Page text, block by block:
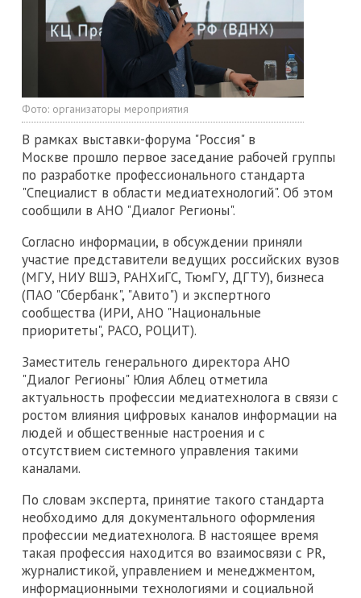
Фото: организаторы мероприятия
В рамках выставки-форума "Россия" в
Москве прошло первое заседание рабочей группы
по разработке профессионального стандарта
"Специалист в области медиатехнологий". Об этом
сообщили в АНО "Диалог Регионы".
Согласно информации, в обсуждении приняли
участие представители ведущих российских вузов
(МГУ, НИУ ВШЭ, РАНХиГС, ТюмГУ, ДГТУ), бизнеса
(ПАО "Сбербанк", "Авито") и экспертного
сообщества (ИРИ, АНО "Национальные
приоритеты", РАСО, РОЦИТ).
Заместитель генерального директора АНО
"Диалог Регионы" Юлия Аблец отметила
актуальность профессии медиатехнолога в связи с
ростом влияния цифровых каналов информации на
людей и общественные настроения и с
отсутствием системного управления такими
каналами.
По словам эксперта, принятие такого стандарта
необходимо для документального оформления
профессии медиатехнолога. В настоящее время
такая профессия находится во взаимосвязи с PR,
журналистикой, управлением и менеджментом,
информационными технологиями и социальной